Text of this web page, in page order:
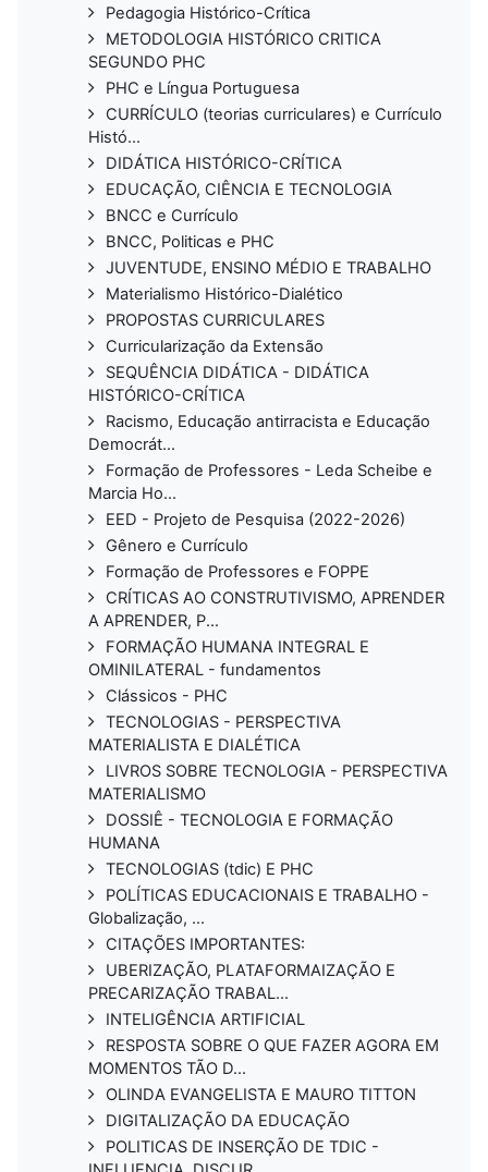
Pedagogia Histórico-Crítica
METODOLOGIA HISTÓRICO CRITICA
SEGUNDO PHC
PHC e Língua Portuguesa
CURRÍCULO (teorias curriculares) e Currículo
Histó...
DIDÁTICA HISTÓRICO-CRÍTICA
EDUCAÇÃO, CIÊNCIA E TECNOLOGIA
BNCC e Currículo
BNCC, Politicas e PHC
JUVENTUDE, ENSINO MÉDIO E TRABALHO
Materialismo Histórico-Dialético
PROPOSTAS CURRICULARES
Curricularização da Extensão
SEQUÊNCIA DIDÁTICA - DIDÁTICA
HISTÓRICO-CRÍTICA
Racismo, Educação antirracista e Educação
Democrát...
Formação de Professores - Leda Scheibe e
Marcia Ho...
EED - Projeto de Pesquisa (2022-2026)
Gênero e Currículo
Formação de Professores e FOPPE
CRÍTICAS AO CONSTRUTIVISMO, APRENDER
A APRENDER, P...
FORMAÇÃO HUMANA INTEGRAL E
OMINILATERAL - fundamentos
Clássicos - PHC
TECNOLOGIAS - PERSPECTIVA
MATERIALISTA E DIALÉTICA
LIVROS SOBRE TECNOLOGIA - PERSPECTIVA
MATERIALISMO
DOSSIÊ - TECNOLOGIA E FORMAÇÃO
HUMANA
TECNOLOGIAS (tdic) E PHC
POLÍTICAS EDUCACIONAIS E TRABALHO -
Globalização, ...
CITAÇÕES IMPORTANTES:
UBERIZAÇÃO, PLATAFORMAIZAÇÃO E
PRECARIZAÇÃO TRABAL...
INTELIGÊNCIA ARTIFICIAL
RESPOSTA SOBRE O QUE FAZER AGORA EM
MOMENTOS TÃO D...
OLINDA EVANGELISTA E MAURO TITTON
DIGITALIZAÇÃO DA EDUCAÇÃO
POLITICAS DE INSERÇÃO DE TDIC -